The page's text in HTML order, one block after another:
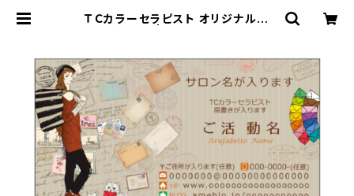
ＴＣカラーセラピスト オリジナル名